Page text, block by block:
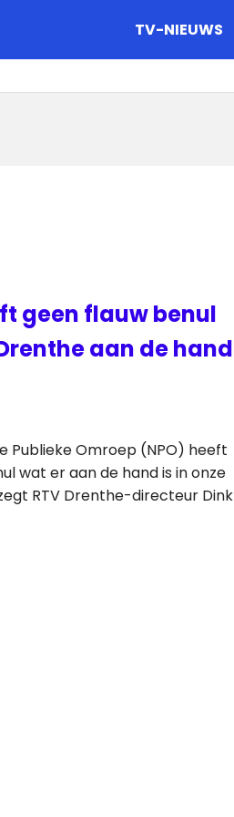
TV-NIEUWS
geen flauw benul
aan de hand
Publieke Omroep (NPO) heeft
wat er aan de hand is in onze
RTV Drenthe-directeur Dink